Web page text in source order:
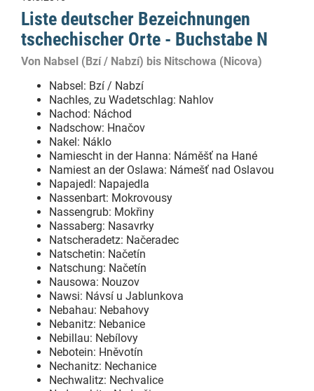
Liste deutscher Bezeichnungen
tschechischer Orte - Buchstabe N
Von Nabsel (Bzí / Nabzí) bis Nitschowa (Nicova)
Nabsel: Bzí / Nabzí
Nachles, zu Wadetschlag: Nahlov
Nachod: Náchod
Nadschow: Hnačov
Nakel: Náklo
Namiescht in der Hanna: Náměšť na Hané
Namiest an der Oslawa: Námešť nad Oslavou
Napajedl: Napajedla
Nassenbart: Mokrovousy
Nassengrub: Mokřiny
Nassaberg: Nasavrky
Natscheradetz: Načeradec
Natschetin: Načetín
Natschung: Načetín
Nausowa: Nouzov
Nawsi: Návsí u Jablunkova
Nebahau: Nebahovy
Nebanitz: Nebanice
Nebillau: Nebílovy
Nebotein: Hněvotín
Nechanitz: Nechanice
Nechwalitz: Nechvalice